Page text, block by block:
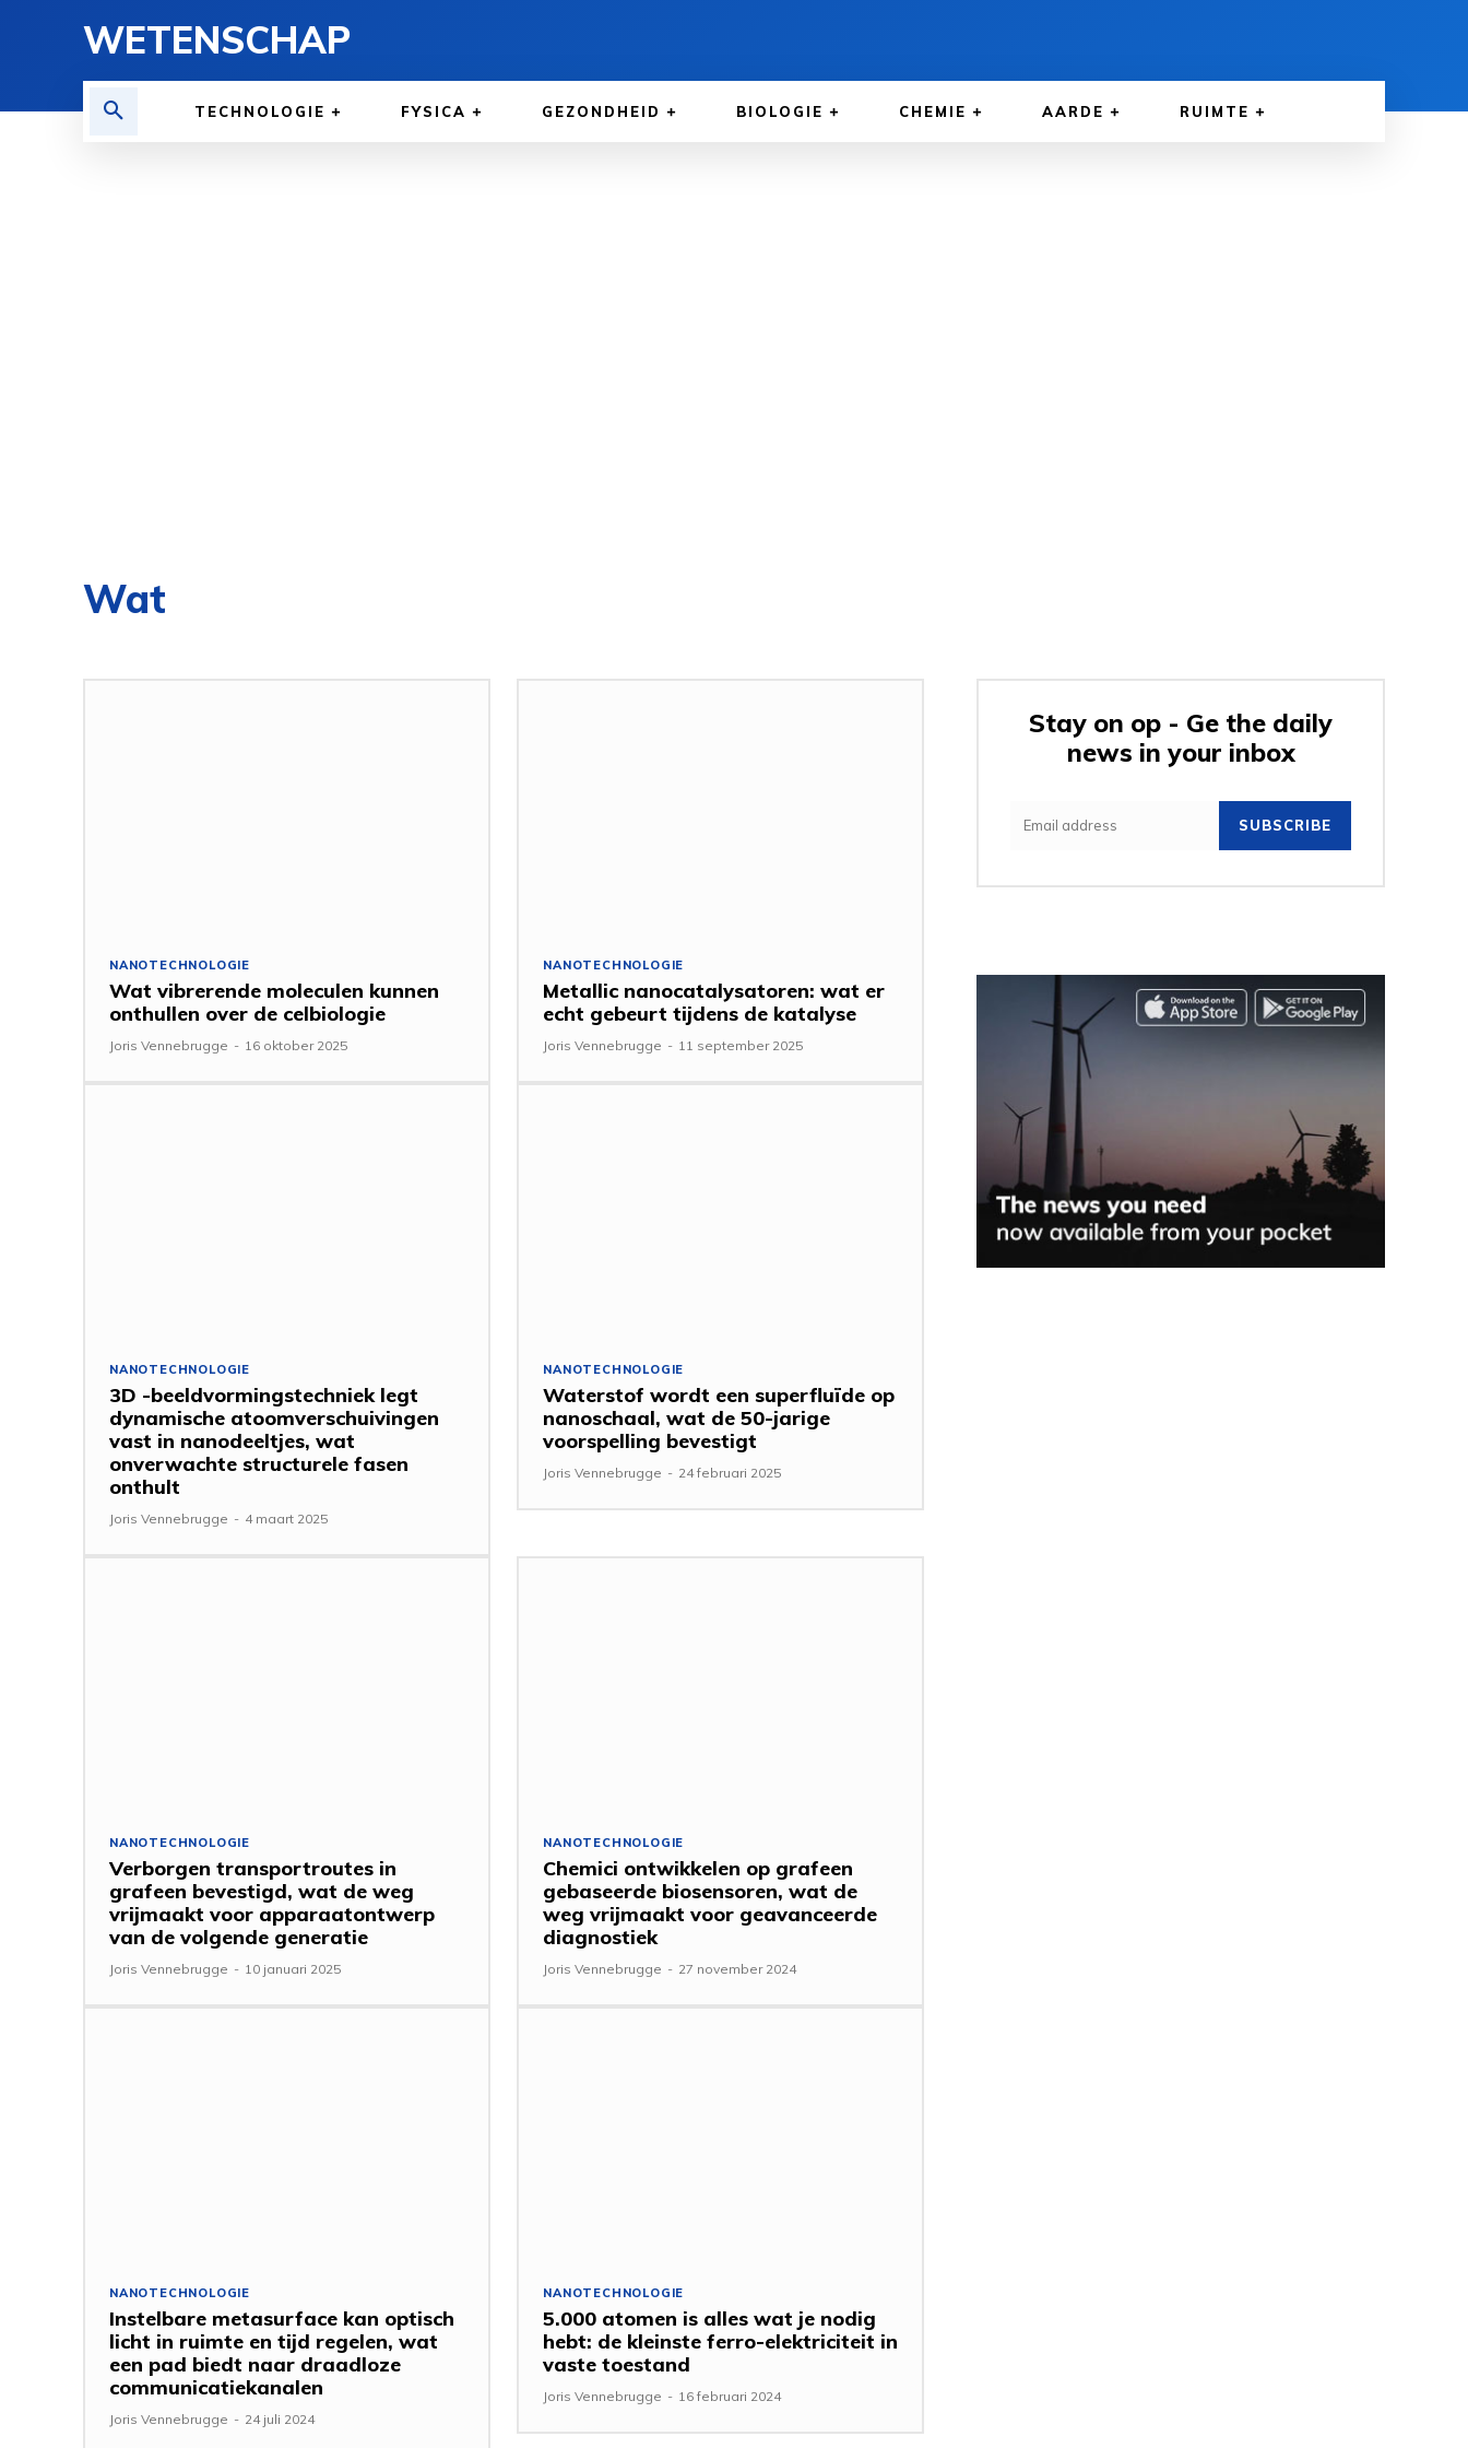
WETENSCHAP
TECHNOLOGIE FYSICA GEZONDHEID BIOLOGIE CHEMIE AARDE RUIMTE
Wat
NANOTECHNOLOGIE
Wat vibrerende moleculen kunnen
onthullen over de celbiologie
Joris Vennebrugge - 16 oktober 2025
NANOTECHNOLOGIE
Metallic nanocatalysatoren: wat er
echt gebeurt tijdens de katalyse
Joris Vennebrugge - 11 september 2025
NANOTECHNOLOGIE
3D -beeldvormingstechniek legt
dynamische atoomverschuivingen
vast in nanodeeltjes, wat
onverwachte structurele fasen
onthult
Joris Vennebrugge - 4 maart 2025
NANOTECHNOLOGIE
Waterstof wordt een superfluïde op
nanoschaal, wat de 50-jarige
voorspelling bevestigt
Joris Vennebrugge - 24 februari 2025
NANOTECHNOLOGIE
Verborgen transportroutes in
grafeen bevestigd, wat de weg
vrijmaakt voor apparaatontwerp
van de volgende generatie
Joris Vennebrugge - 10 januari 2025
NANOTECHNOLOGIE
Chemici ontwikkelen op grafeen
gebaseerde biosensoren, wat de
weg vrijmaakt voor geavanceerde
diagnostiek
Joris Vennebrugge - 27 november 2024
NANOTECHNOLOGIE
Instelbare metasurface kan optisch
licht in ruimte en tijd regelen, wat
een pad biedt naar draadloze
communicatiekanalen
Joris Vennebrugge - 24 juli 2024
NANOTECHNOLOGIE
5.000 atomen is alles wat je nodig
hebt: de kleinste ferro-elektriciteit in
vaste toestand
Joris Vennebrugge - 16 februari 2024
Stay on op - Ge the daily
news in your inbox
SUBSCRIBE